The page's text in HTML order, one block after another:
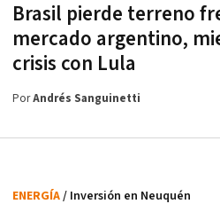
Brasil pierde terreno
mercado argentino,
crisis con Lula
PorAndrés Sanguinetti
ENERGÍA/ Inversión en Neuquén